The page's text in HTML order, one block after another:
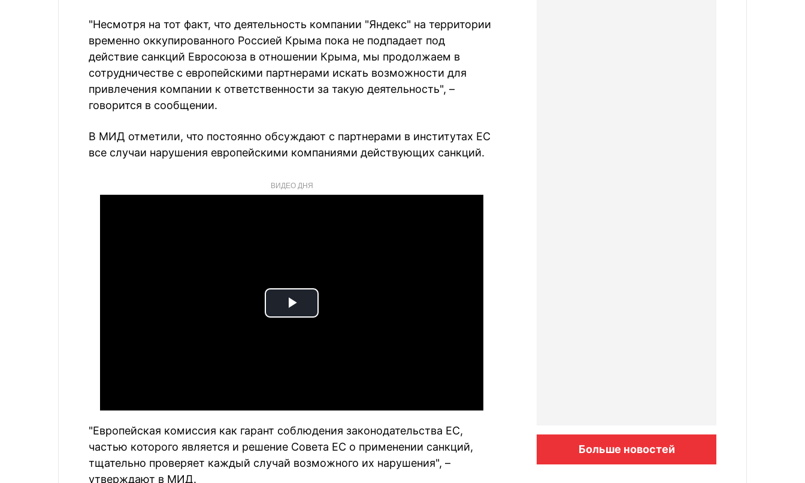
"Несмотря на тот факт, что деятельность компании "Яндекс" на территории
временно оккупированного Россией Крыма пока не подпадает под
действие санкций Евросоюза в отношении Крыма, мы продолжаем в
сотрудничестве с европейскими партнерами искать возможности для
привлечения компании к ответственности за такую деятельность", –
говорится в сообщении.
В МИД отметили, что постоянно обсуждают с партнерами в институтах ЕС
все случаи нарушения европейскими компаниями действующих санкций.
ВИДЕО ДНЯ
Play
"Европейская комиссия как гарант соблюдения законодательства ЕС,
частью которого является и решение Совета ЕС о применении санкций,
тщательно проверяет каждый случай возможного их нарушения", –
утверждают в МИД.
Больше новостей